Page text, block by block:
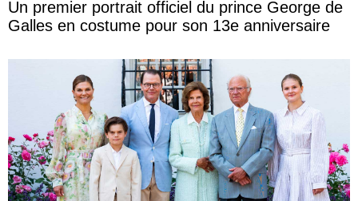
Un premier portrait officiel du prince George de
Galles en costume pour son 13e anniversaire